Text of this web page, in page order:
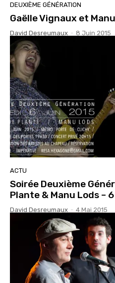
DEUXIÈME GÉNÉRATION
Gaëlle Vignaux et
David Desreumaux - 8 Juin 2015
ACTU
Soirée Deuxième
Plante & Manu Lods –
David Desreumaux - 4 Mai 2015